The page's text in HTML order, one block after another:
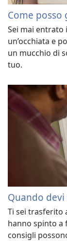
Come posso
Sei mai
un’occhiata e
un mucchio di
tuo.
Quando
Ti sei trasferito
hanno spinto a
consigli